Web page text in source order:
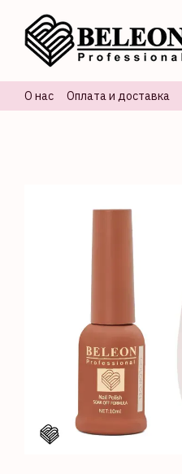
Перейти к основному контенту
О нас Оплата и доставка